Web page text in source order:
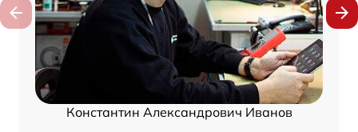
Константин Александрович Иванов